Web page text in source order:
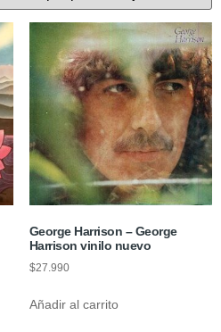
George Harrison – George
Harrison vinilo nuevo
$27.990
Añadir al carrito